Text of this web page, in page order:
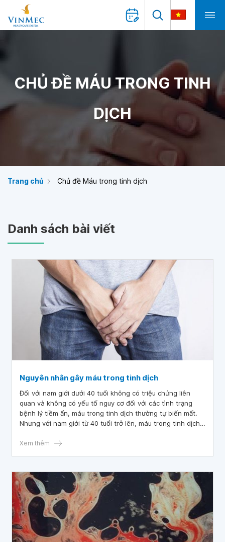
CHỦ ĐỀ MÁU TRONG TINH
DỊCH
Trang chủ Chủ đề Máu trong tinh dịch
Danh sách bài viết
Nguyên nhân gây máu trong tinh dịch
Đối với nam giới dưới 40 tuổi không có triệu chứng liên
quan và không có yếu tố nguy cơ đối với các tình trạng
bệnh lý tiềm ẩn, máu trong tinh dịch thường tự biến mất.
Nhưng với nam giới từ 40 tuổi trở lên, máu trong tinh dịch
Xem thêm